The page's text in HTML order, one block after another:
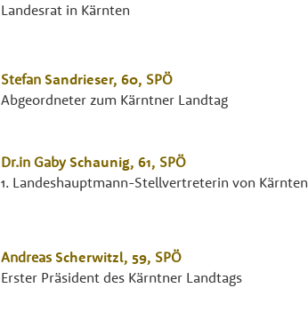
Landesrat in Kärnten
Stefan Sandrieser, 60, SPÖ
Abgeordneter zum Kärntner Landtag
Dr.in Gaby Schaunig, 61, SPÖ
1. Landeshauptmann-Stellvertreterin von Kärnten
Andreas Scherwitzl, 59, SPÖ
Erster Präsident des Kärntner Landtags